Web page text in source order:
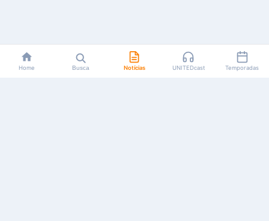
Home Busca Notícias UNITEDcast Temporadas